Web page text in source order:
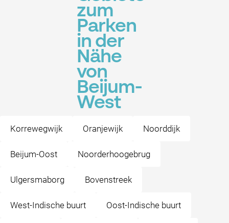
zum
Parken
in der
Nähe
von
Beijum-
West
Korrewegwijk Oranjewijk Noorddijk
Beijum-Oost Noorderhoogebrug
Ulgersmaborg Bovenstreek
West-Indische buurt Oost-Indische buurt